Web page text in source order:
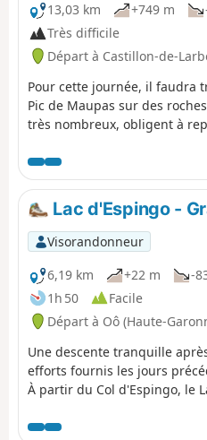
13,03 km
+749 m
Très difficile
Départ à Castillon-de-
Pour cette journée, il faudra
Pic de Maupas sur des
très nombreux, obligent à
donné son nom au pic. C'est
d'accès, permettant de
terminer l'ascension par
Le retour se fera par le
avec une variante agréable
Lac d'Espingo -
Visorandonneur
6,19 km
+22 m
-
1h 50
Facile
Départ à Oô (Haute-
Une descente tranquille
efforts fournis les jours
À partir du Col d'Espingo, le
long moment. Une fois au